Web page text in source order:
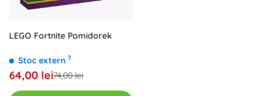
LEGO Fortnite Pomidorek
Stoc extern ?
64,00 lei74,00 lei